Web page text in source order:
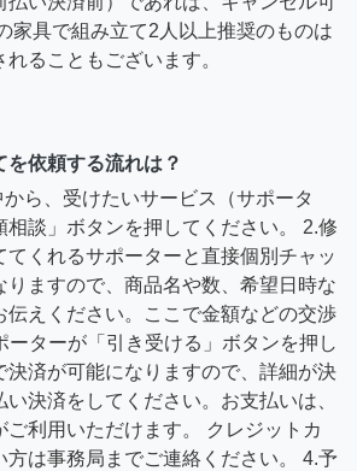
家具で組み立て2人以上推奨のものは
ることもございます。
依頼する流れは？
ら、受けたいサービス（サポータ
相談」ボタンを押してください。 2.修
てくれるサポーターと直接個別チャッ
りますので、商品名や数、希望日時な
伝えください。ここで金額などの交渉
ーターが「引き受ける」ボタンを押し
決済が可能になりますので、詳細が決
い決済をしてください。お支払いは、
ご利用いただけます。 クレジットカ
方は事務局までご連絡ください。 4.予